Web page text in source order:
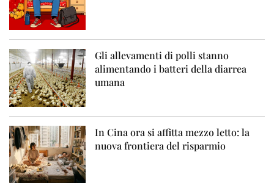
Gli allevamenti di polli stanno
alimentando i batteri della diarrea
umana
In Cina ora si affitta mezzo letto: la
nuova frontiera del risparmio